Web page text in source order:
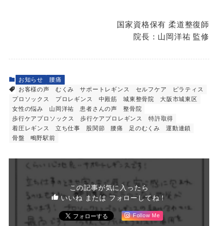
国家資格保有 柔道整復師
院長：山岡洋祐 監修
お知らせ
腰痛
お客様の声
むくみ サポートレギンス セルフケア
ピラティス
プロソックス
プロレギンス 中殿筋 城東整骨院
大阪市城東区
女性の悩み
山岡洋祐 患者さんの声
整骨院
歩行ケアプロソックス
歩行ケアプロレギンス
特許取得
着圧レギンス
立ち仕事 股関節 腰痛 足のむくみ
運動連鎖
骨盤
鴫野駅前
この記事が気に入ったら
いいね または フォローしてね！
Follow Me